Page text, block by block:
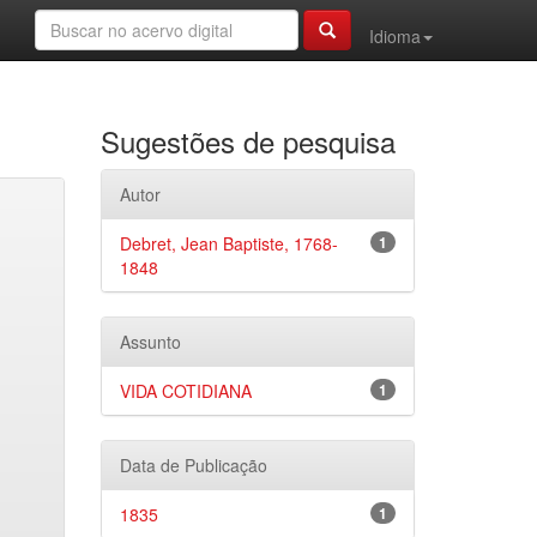
Idioma
Sugestões de pesquisa
Autor
1
Debret, Jean Baptiste, 1768-
1848
Assunto
1
VIDA COTIDIANA
Data de Publicação
1
1835